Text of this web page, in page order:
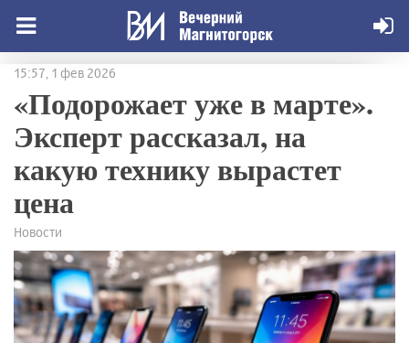
15:57, 1 фев 2026
«Подорожает уже в марте».
Эксперт рассказал, на
какую технику вырастет
цена
Новости